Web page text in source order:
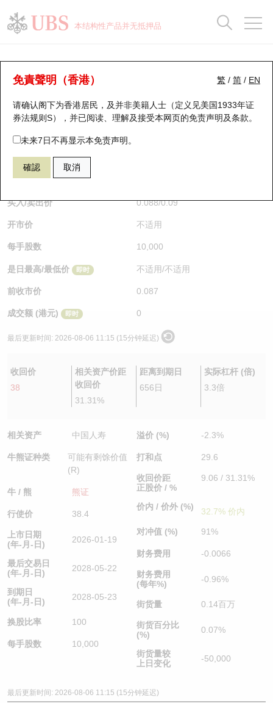
本结构性产品并无抵押品
繁 / 简 / EN
免責聲明（香港）
请确认阁下为香港居民，及并非美籍人士（定义见美国1933年证
券法规则S），并已阅读、理解及接受本网页的免责声明及条款。
未来7日不再显示本免责声明。
確認 取消
牛熊证分析仪
表现 街货统计 比较
56360 瑞银熊证 2628 中国人寿
$0.088 0.001
买入/卖出价 0.088/0.09
开市价 不适用
每手股数 10,000
是日最高/最低价 即时 不适用/不适用
前收市价 0.087
成交额 (港元) 即时 0
最后更新时间: 2026-08-06 11:15 (15分钟延迟)
收回价
38
相关资产价距
收回价
31.31%
距离到期日
656日
实际杠杆 (倍)
3.3倍
相关资产 中国人寿
牛熊证种类
可能有剩馀价值
(R)
牛 / 熊 熊证
行使价 38.4
上市日期
(年-月-日)
2026-01-19
最后交易日
(年-月-日)
2028-05-22
到期日
(年-月-日)
2028-05-23
换股比率 100
每手股数 10,000
溢价 (%) -2.3%
打和点 29.6
收回价距
正股价 / %
9.06 / 31.31%
价内 / 价外 (%) 32.7% 价内
对冲值 (%) 91%
财务费用 -0.0066
财务费用
(每年%)
-0.96%
街货量 0.14百万
街货百分比
(%)
0.07%
街货量较
上日变化
-50,000
最后更新时间: 2026-08-06 11:15 (15分钟延迟)
瑞银认股证一览
新发行瑞银认股证
即将到期认股证
认股证到期结算价查找
认股证分析仪
认股证速算机
认股证/牛熊证日志
认股证文件及公告
街货统计
比较
牛熊全景快搜
牛熊证搜寻
牛熊证街货分布图
正股牛熊证列表
新发行瑞银牛熊证
已收回牛熊证剩余价值
牛熊证到期结算价查找
牛熊证分析仪
牛熊证文件及公告
街货统计
比较
十大升幅/跌幅
十大认股证成交分布
十天股证占大市成交
资金流
街货统计
三十大平均引伸波幅
正股分析仪
二十大活跃股份
恒指成份股
国指成份股
科指成份股
相关资产沽空
中资ETFs溢价比较
AH 股价对照
持股比重
显示所有持股比重
每月轮证大市专题
轮证专栏
讲座及教育短片
认股证投资者教育
牛熊证投资者教育
认股证牛熊证常问问题